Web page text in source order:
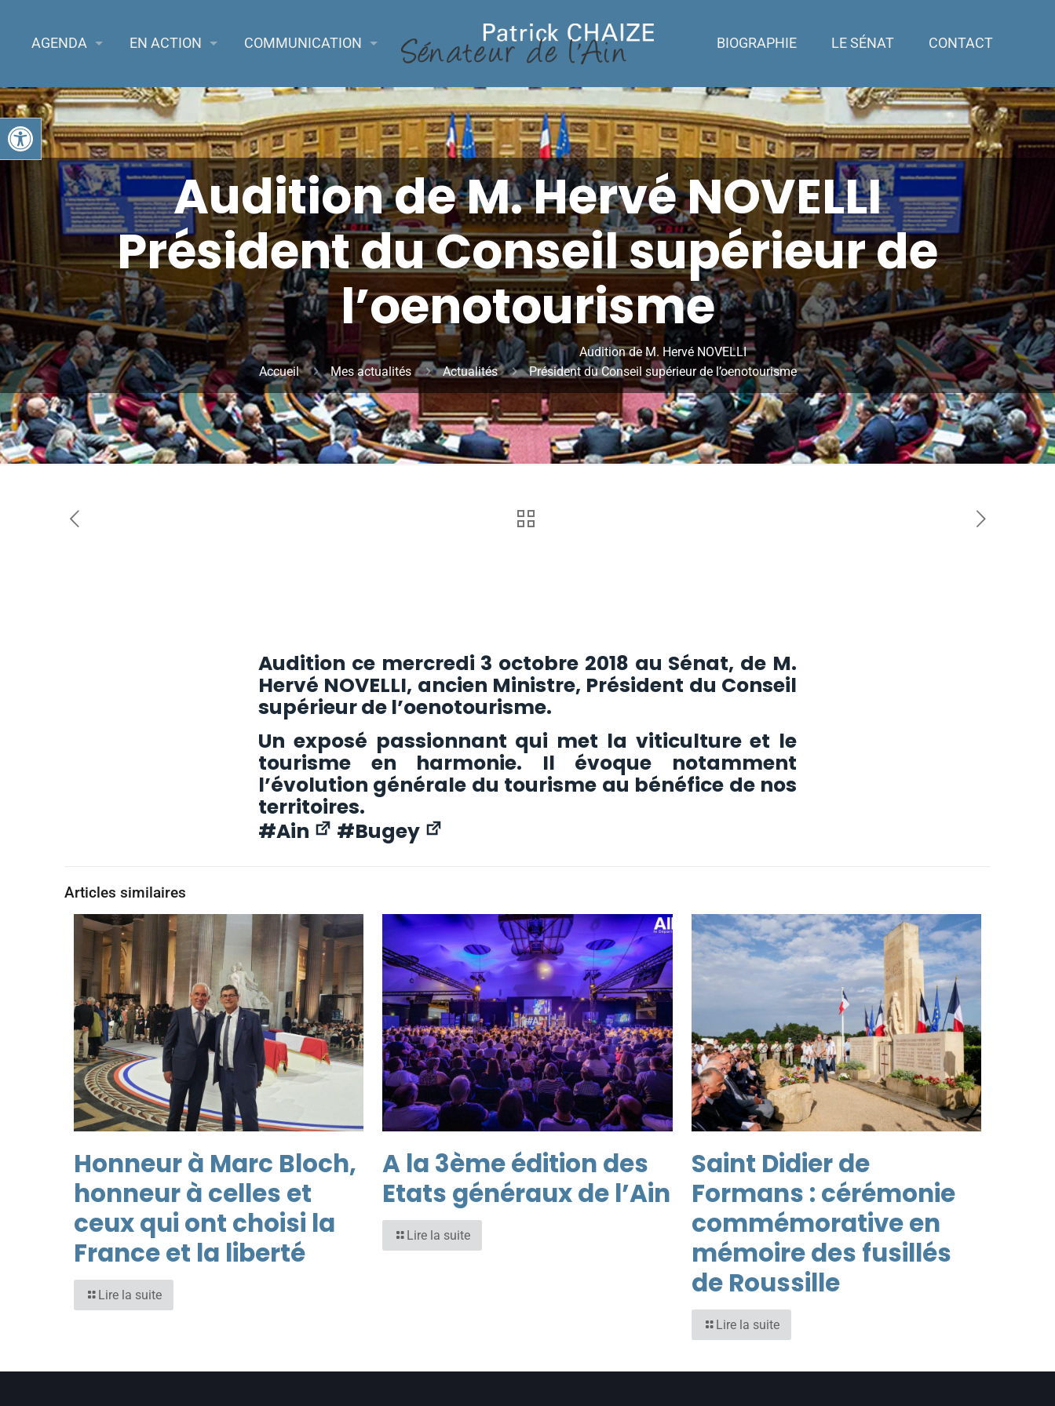
Ouvrir la barre d’outils
AGENDA EN ACTION COMMUNICATION BIOGRAPHIE LE SÉNAT CONTACT
Audition de M. Hervé NOVELLI
Président du Conseil supérieur de
l’oenotourisme
Accueil Mes actualités Actualités
Audition de M. Hervé NOVELLI
Président du Conseil supérieur de l’oenotourisme
Audition ce mercredi 3 octobre 2018 au Sénat, de M.
Hervé NOVELLI, ancien Ministre, Président du Conseil
supérieur de l’oenotourisme.
Un exposé passionnant qui met la viticulture et le
tourisme en harmonie. Il évoque notamment
l’évolution générale du tourisme au bénéfice de nos
territoires.
#Ain #Bugey
Articles similaires
Honneur à Marc Bloch,
honneur à celles et
ceux qui ont choisi la
France et la liberté
Lire la suite
A la 3ème édition des
Etats généraux de l’Ain
Lire la suite
Saint Didier de
Formans : cérémonie
commémorative en
mémoire des fusillés
de Roussille
Lire la suite